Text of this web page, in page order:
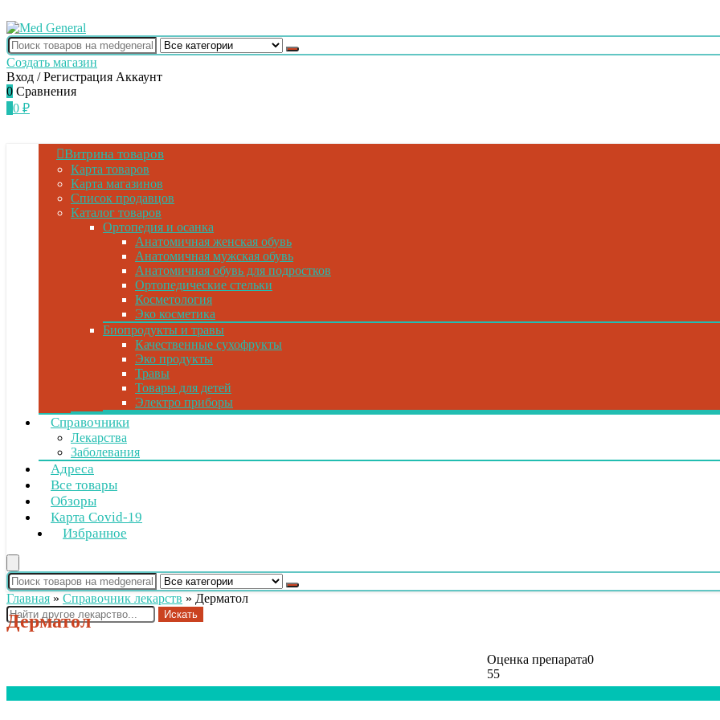
Создать магазин
Вход / Регистрация Аккаунт
0 Сравнения
0 ₽
Витрина товаров
Карта товаров
Карта магазинов
Список продавцов
Каталог товаров
Ортопедия и осанка
Анатомичная женская обувь
Анатомичная мужская обувь
Анатомичная обувь для подростков
Ортопедические стельки
Косметология
Эко косметика
Биопродукты и травы
Качественные сухофрукты
Эко продукты
Травы
Товары для детей
Электро приборы
Справочники
Лекарства
Заболевания
Адреса
Все товары
Обзоры
Карта Covid-19
Избранное
Главная » Справочник лекарств » Дерматол
Искать
Дерматол
Оценка препарата0
55